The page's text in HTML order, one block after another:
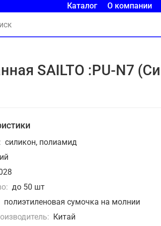
Каталог О компании
SAILTO :PU-N7
силикон, полиамид
до 50 шт
полиэтиленовая сумочка на молнии
Китай